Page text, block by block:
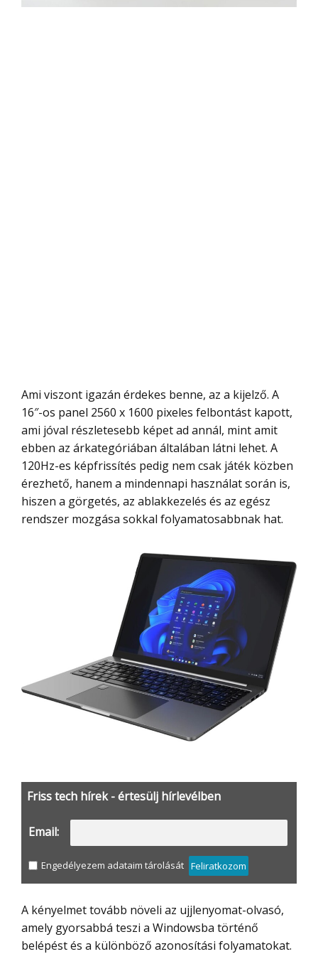
Ami viszont igazán érdekes benne, az a kijelző. A
16″-os panel 2560 x 1600 pixeles felbontást kapott,
ami jóval részletesebb képet ad annál, mint amit
ebben az árkategóriában általában látni lehet. A
120Hz-es képfrissítés pedig nem csak játék közben
érezhető, hanem a mindennapi használat során is,
hiszen a görgetés, az ablakkezelés és az egész
rendszer mozgása sokkal folyamatosabbnak hat.
Friss tech hírek - értesülj hírlevélben
Email:
Engedélyezem adataim tárolását Feliratkozom
A kényelmet tovább növeli az ujjlenyomat-olvasó,
amely gyorsabbá teszi a Windowsba történő
belépést és a különböző azonosítási folyamatokat.